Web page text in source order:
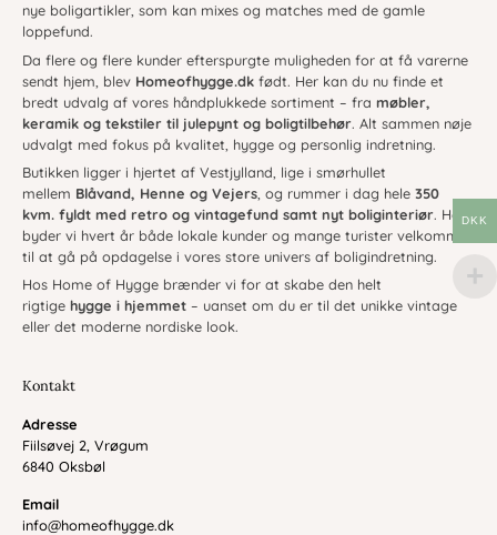
nye boligartikler, som kan mixes og matches med de gamle
loppefund.
Da flere og flere kunder efterspurgte muligheden for at få varerne
sendt hjem, blev Homeofhygge.dk født. Her kan du nu finde et
bredt udvalg af vores håndplukkede sortiment – fra møbler,
keramik og tekstiler til julepynt og boligtilbehør. Alt sammen nøje
udvalgt med fokus på kvalitet, hygge og personlig indretning.
Butikken ligger i hjertet af Vestjylland, lige i smørhullet
mellem Blåvand, Henne og Vejers , og rummer i dag hele 350
kvm. fyldt med retro og vintagefund samt nyt boliginteriør. Her
byder vi hvert år både lokale kunder og mange turister velkommen
til at gå på opdagelse i vores store univers af boligindretning.
Hos Home of Hygge brænder vi for at skabe den helt
rigtige hygge i hjemmet – uanset om du er til det unikke vintage
eller det moderne nordiske look.
Kontakt
Adresse
Fiilsøvej 2, Vrøgum
6840 Oksbøl
Email
info@homeofhygge.dk
DKK